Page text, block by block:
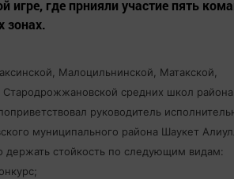
игре, где прнияли участие пять
зонах.
Малоцильнинской, Матакской,
Стародрожжановской средних школ
руководитель
муниципального района Шаукет
держать стойкость по следующим видам: